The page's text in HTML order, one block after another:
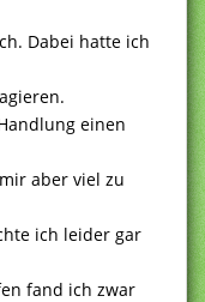
Dabei hatte ich
einen
aber viel zu
ich leider gar
fand ich zwar